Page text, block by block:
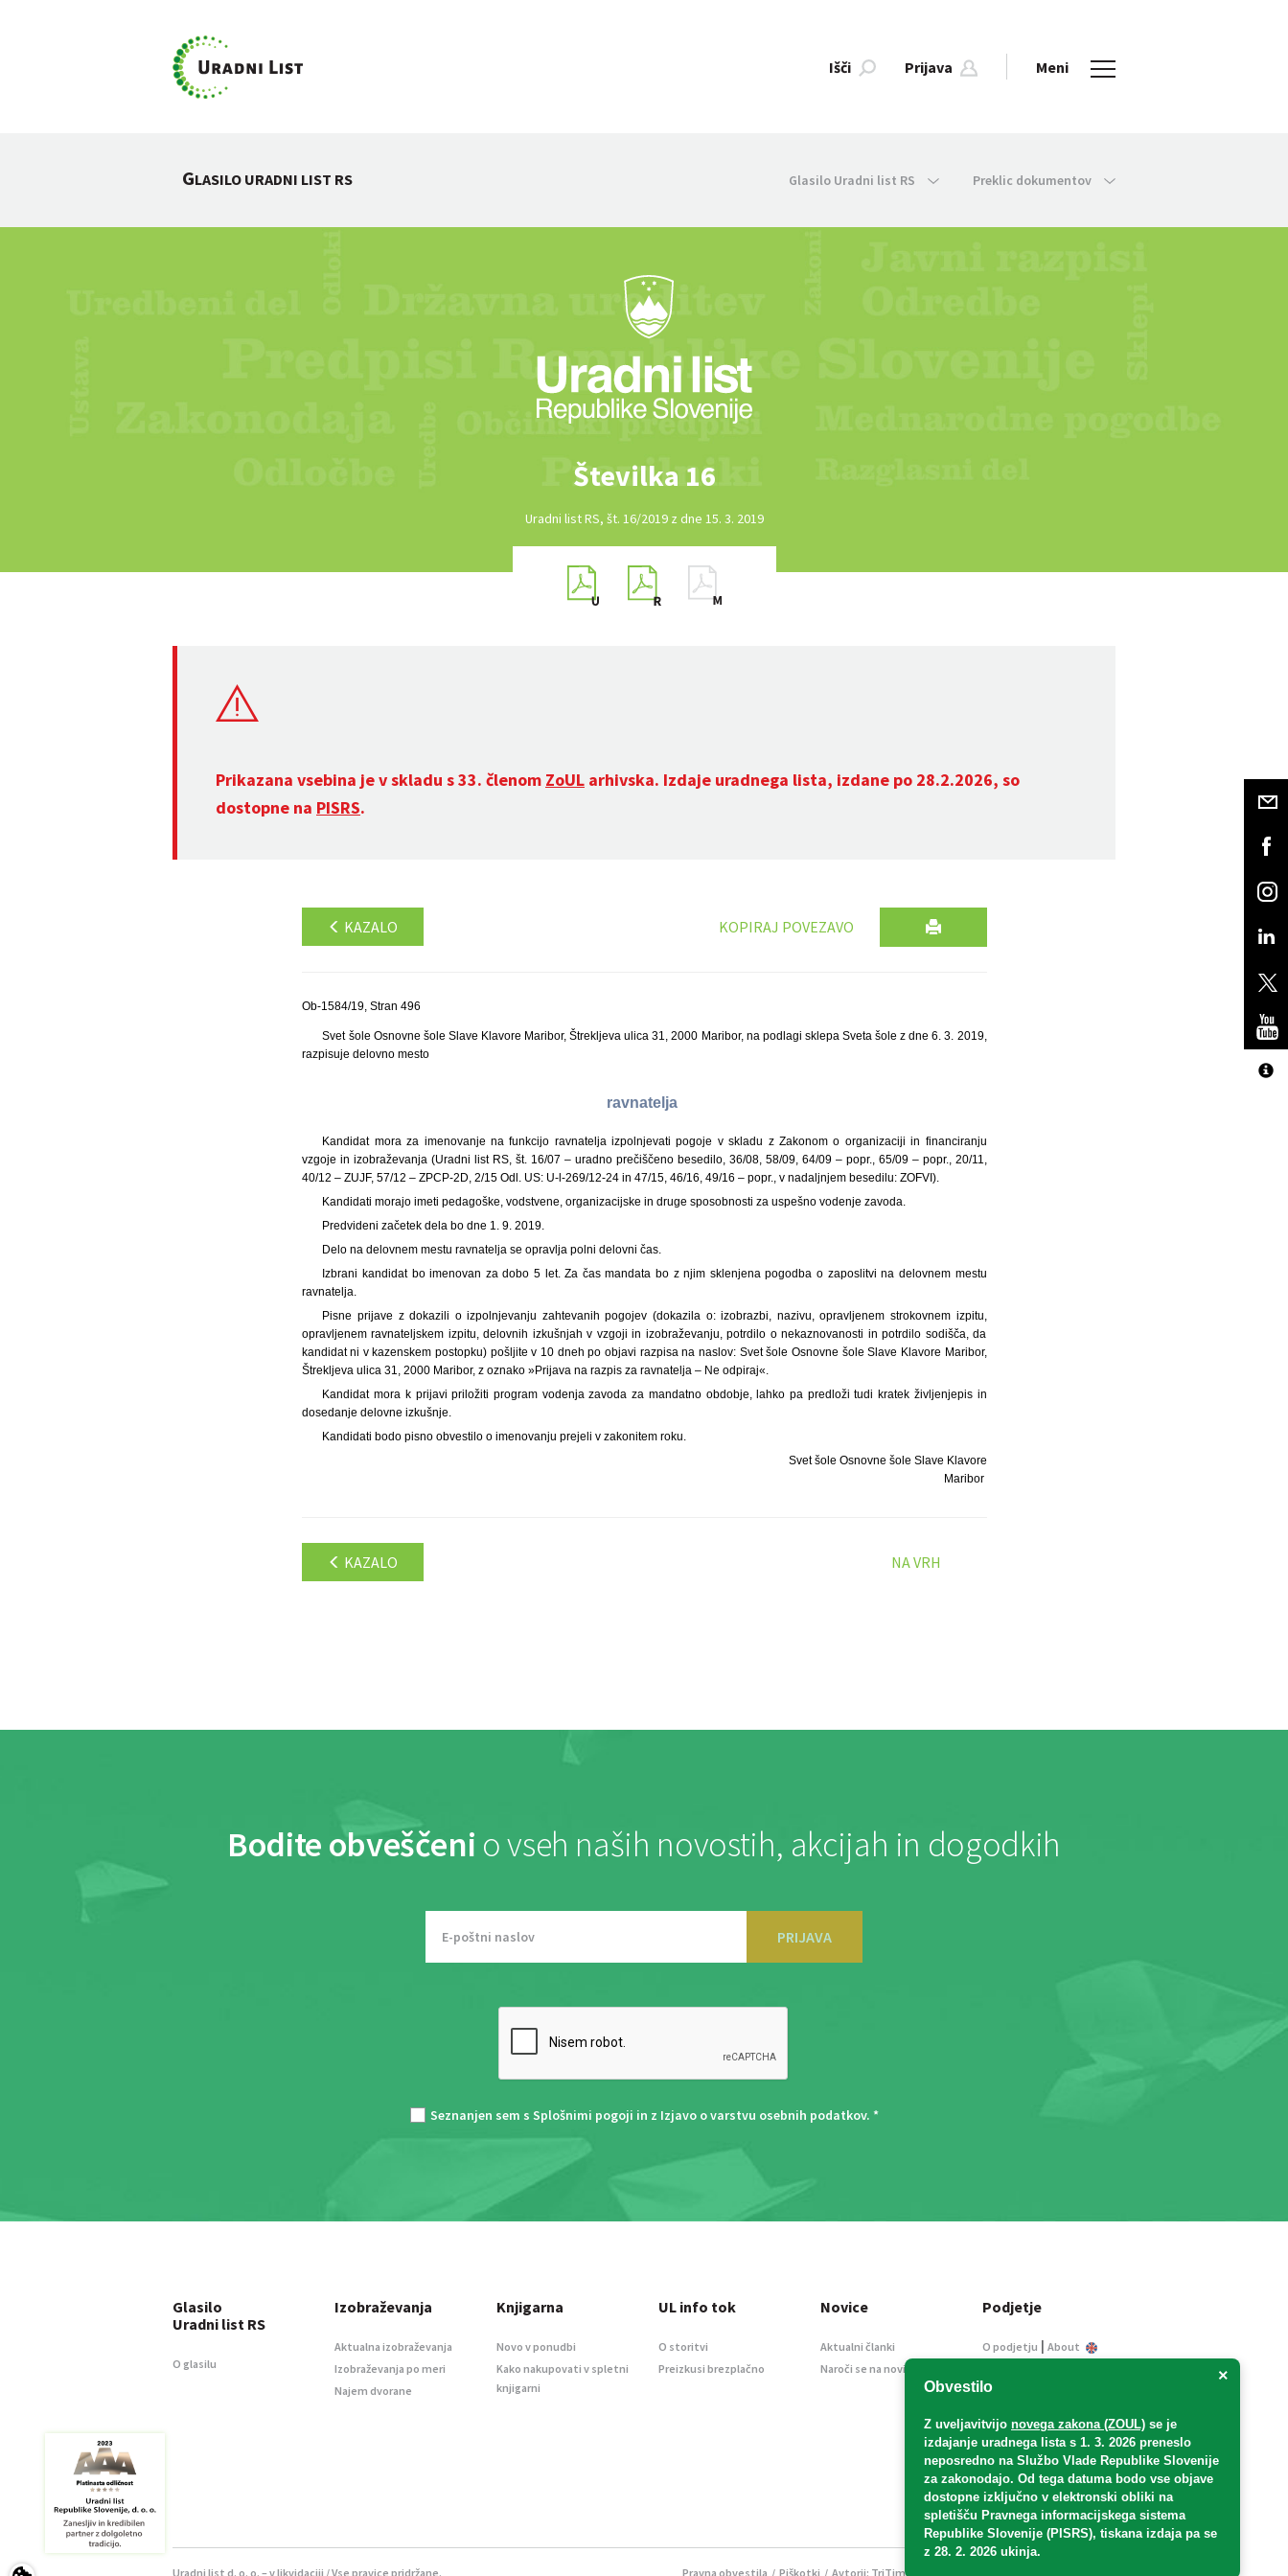
Išči Prijava Meni
GLASILO URADNI LIST RS Glasilo Uradni list RS Preklic dokumentov
Številka 16
Uradni list RS, št. 16/2019 z dne 15. 3. 2019
Prikazana vsebina je v skladu s 33. členom ZoUL arhivska. Izdaje uradnega lista, izdane po 28.2.2026, so
dostopne na PISRS.
KAZALO KOPIRAJ POVEZAVO
Ob-1584/19, Stran 496
Svet šole Osnovne šole Slave Klavore Maribor, Štrekljeva ulica 31, 2000 Maribor, na podlagi sklepa Sveta šole z dne 6. 3. 2019,
razpisuje delovno mesto
ravnatelja
Kandidat mora za imenovanje na funkcijo ravnatelja izpolnjevati pogoje v skladu z Zakonom o organizaciji in financiranju
vzgoje in izobraževanja (Uradni list RS, št. 16/07 – uradno prečiščeno besedilo, 36/08, 58/09, 64/09 – popr., 65/09 – popr., 20/11,
40/12 – ZUJF, 57/12 – ZPCP-2D, 2/15 Odl. US: U-l-269/12-24 in 47/15, 46/16, 49/16 – popr., v nadaljnjem besedilu: ZOFVI).
Kandidati morajo imeti pedagoške, vodstvene, organizacijske in druge sposobnosti za uspešno vodenje zavoda.
Predvideni začetek dela bo dne 1. 9. 2019.
Delo na delovnem mestu ravnatelja se opravlja polni delovni čas.
Izbrani kandidat bo imenovan za dobo 5 let. Za čas mandata bo z njim sklenjena pogodba o zaposlitvi na delovnem mestu
ravnatelja.
Pisne prijave z dokazili o izpolnjevanju zahtevanih pogojev (dokazila o: izobrazbi, nazivu, opravljenem strokovnem izpitu,
opravljenem ravnateljskem izpitu, delovnih izkušnjah v vzgoji in izobraževanju, potrdilo o nekaznovanosti in potrdilo sodišča, da
kandidat ni v kazenskem postopku) pošljite v 10 dneh po objavi razpisa na naslov: Svet šole Osnovne šole Slave Klavore Maribor,
Štrekljeva ulica 31, 2000 Maribor, z oznako »Prijava na razpis za ravnatelja – Ne odpiraj«.
Kandidat mora k prijavi priložiti program vodenja zavoda za mandatno obdobje, lahko pa predloži tudi kratek življenjepis in
dosedanje delovne izkušnje.
Kandidati bodo pisno obvestilo o imenovanju prejeli v zakonitem roku.
Svet šole Osnovne šole Slave Klavore
Maribor
KAZALO NA VRH
Bodite obveščeni o vseh naših novostih, akcijah in dogodkih
PRIJAVA
Seznanjen sem s Splošnimi pogoji in z Izjavo o varstvu osebnih podatkov. *
×
Obvestilo
Z uveljavitvijo novega zakona (ZOUL) se je
izdajanje uradnega lista s 1. 3. 2026 preneslo
neposredno na Službo Vlade Republike Slovenije
za zakonodajo. Od tega datuma bodo vse objave
dostopne izključno v elektronski obliki na
spletišču Pravnega informacijskega sistema
Republike Slovenije (PISRS), tiskana izdaja pa se
z 28. 2. 2026 ukinja.
Glasilo
Uradni list RS
O glasilu
Izobraževanja
Aktualna izobraževanja
Izobraževanja po meri
Najem dvorane
Knjigarna
Novo v ponudbi
Kako nakupovati v spletni
knjigarni
UL info tok
O storitvi
Preizkusi brezplačno
Novice
Aktualni članki
Naroči se na novice
Podjetje
O podjetju | About
Informacije javnega
Oglaševanje
Splošni pogoji
Izjava o varstvu osebnih
podatkov
E-dražbe
Uradni list d. o. o. – v likvidaciji / Vse pravice pridržane. Pravna obvestila / Piškotki / Avtorji: TriTim spletna agencija